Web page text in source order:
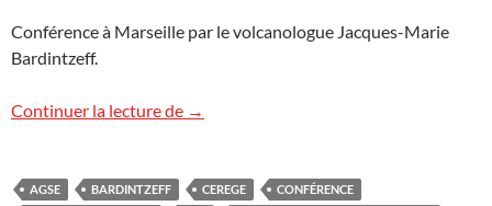
Conférence à Marseille par le volcanologue Jacques-Marie
Bardintzeff.
Continuer la lecture de Conférence à Marseille
→
AGSE BARDINTZEFF CEREGE
CONFÉRENCE